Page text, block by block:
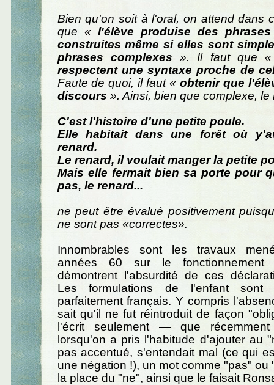
Bien qu'on soit à l'oral, on attend dans
que « l'élève produise des phrases
construites même si elles sont
phrases complexes ». Il faut que
respectent une syntaxe proche de
Faute de quoi, il faut « obtenir que
discours ». Ainsi, bien que complexe, le
C'est l'histoire d'une petite poule.
Elle habitait dans une forêt où
renard.
Le renard, il voulait manger la petite
Mais elle fermait bien sa porte pour
pas, le renard...
ne peut être évalué positivement
ne sont pas «correctes».
Innombrables sont les travaux
années 60 sur le
démontrent l'absurdité de ces
Les formulations de l'enfant
parfaitement français. Y compris
sait qu'il ne fut réintroduit de façon
l'écrit seulement — que
lorsqu'on a pris l'habitude d'ajouter au
pas accentué, s'entendait mal (ce qui
une négation !), un mot comme "pas" ou
la place du "ne", ainsi que le faisait